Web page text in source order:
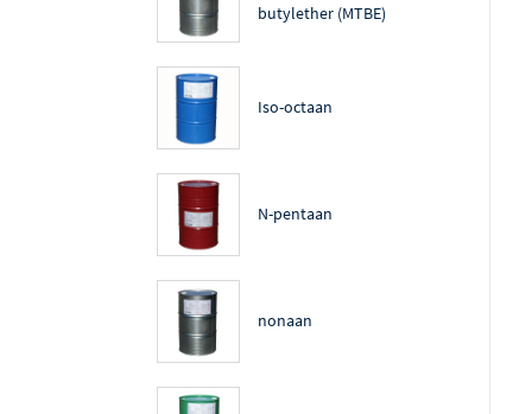
butylether (MTBE)
Iso-octaan
N-pentaan
nonaan